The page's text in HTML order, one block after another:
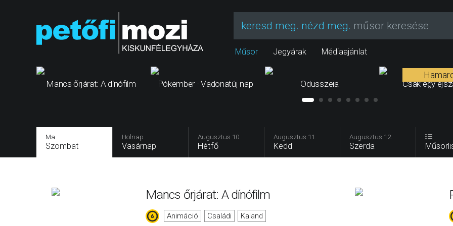
keresd meg. nézd meg. műsor keresése
Műsor Jegyárak Médiaajánlat
Mancs őrjárat: A dínófilm Pókember - Vadonatúj nap Odüsszeia Csak egy
Ma
Szombat
Holnap
Vasárnap
Augusztus 10.
Hétfő
Augusztus 11.
Kedd
Augusztus 12.
Szerda
Mancs őrjárat: A dínófilm
Animáció Családi Kaland